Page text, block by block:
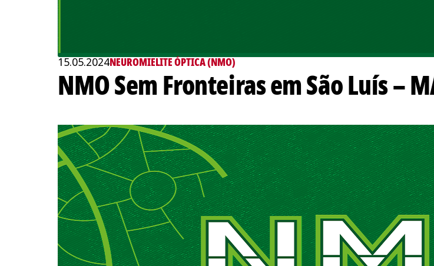
15.05.2024NEUROMIELITE ÓPTICA (NMO)
NMO Sem Fronteiras em São Luís –